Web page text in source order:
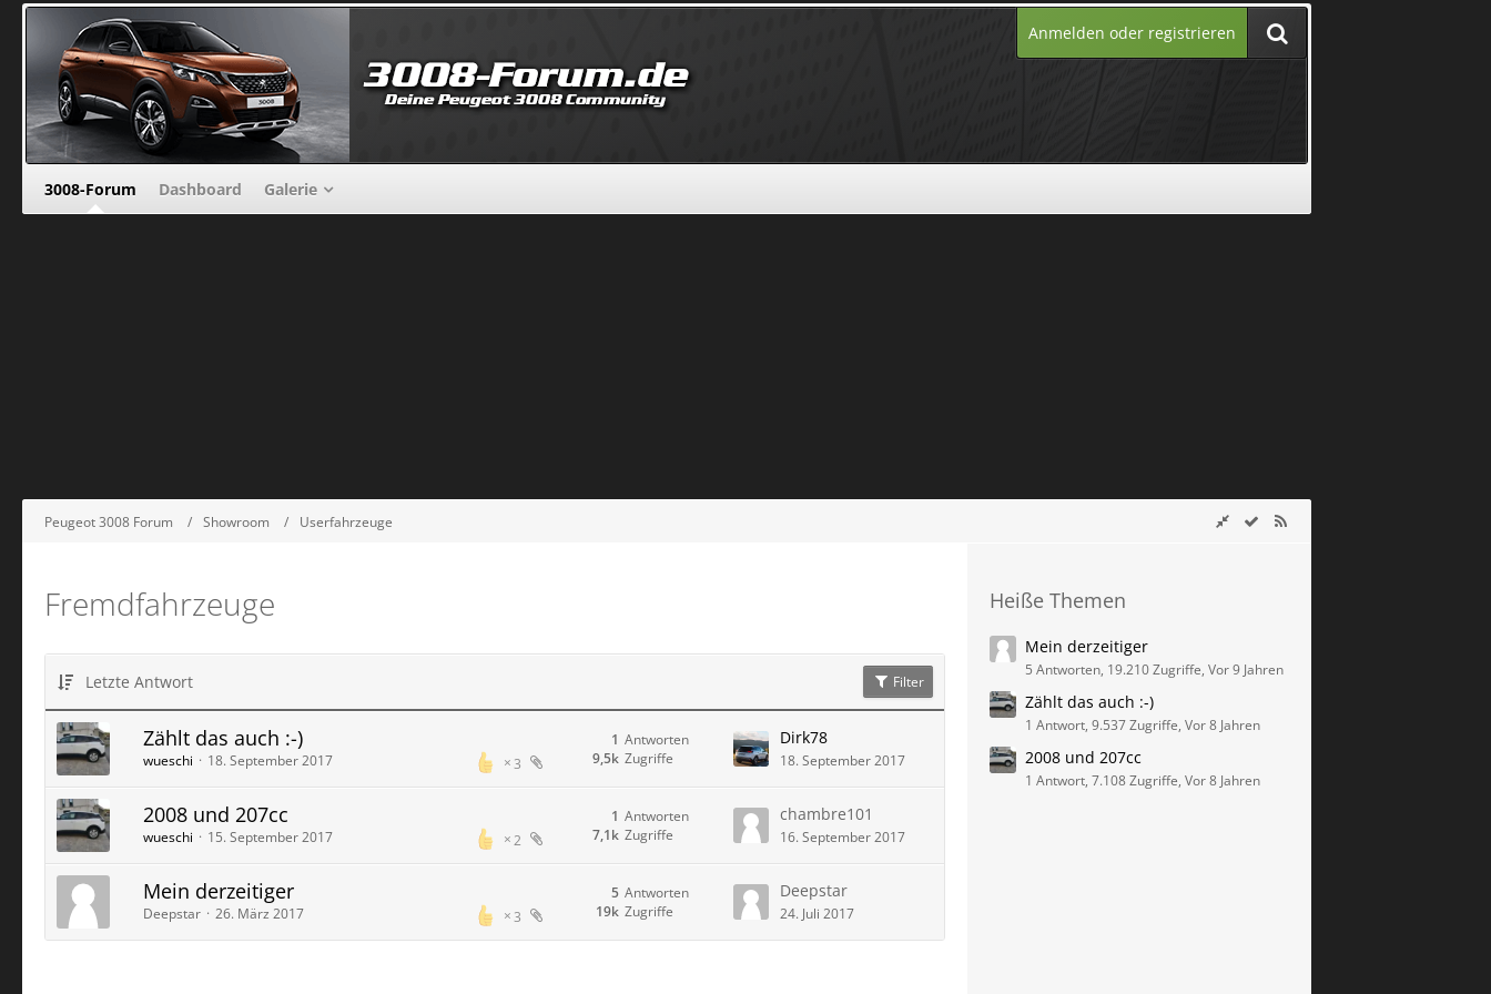
Anmelden oder registrieren
3008-Forum Dashboard Galerie
Peugeot 3008 Forum Showroom Userfahrzeuge
Fremdfahrzeuge
Letzte Antwort Filter
Zählt das auch :-)
3
wueschi 18. September 2017
Antworten
1
Zugriffe
9,5k
Dirk78
18. September 2017
2008 und 207cc
2
wueschi 15. September 2017
Antworten
1
Zugriffe
7,1k
chambre101
16. September 2017
Mein derzeitiger
3
Deepstar 26. März 2017
Antworten
5
Zugriffe
19k
Deepstar
24. Juli 2017
Heiße Themen
Mein derzeitiger
5 Antworten, 19.210 Zugriffe, Vor 9 Jahren
Zählt das auch :-)
1 Antwort, 9.537 Zugriffe, Vor 8 Jahren
2008 und 207cc
1 Antwort, 7.108 Zugriffe, Vor 8 Jahren